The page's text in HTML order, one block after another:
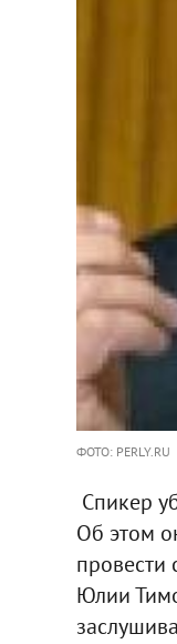
ФОТО: PERLY.RU
Спикер
Об этом
провести
Юлии